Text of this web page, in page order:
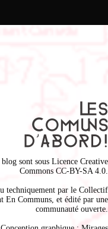
sont sous Licence Creative
Commons CC-BY-SA 4.0
techniquement par le Collectif
En Communs , et édité par une
communauté ouverte.